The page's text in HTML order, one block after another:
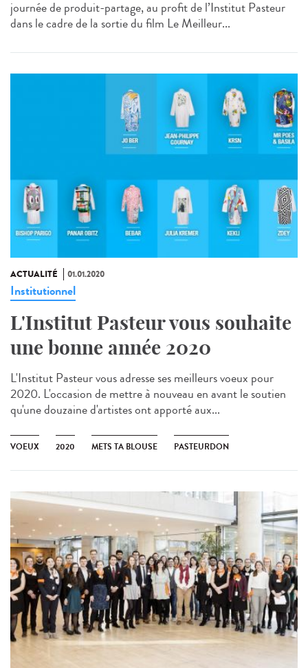
journée de produit-partage, au profit de l’Institut Pasteur
dans le cadre de la sortie du film Le Meilleur...
ACTUALITÉ 01.01.2020
Institutionnel
L'Institut Pasteur vous souhaite
une bonne année 2020
L'Institut Pasteur vous adresse ses meilleurs voeux pour
2020. L'occasion de mettre à nouveau en avant le soutien
qu'une douzaine d'artistes ont apporté aux...
VOEUX 2020 METS TA BLOUSE PASTEURDON